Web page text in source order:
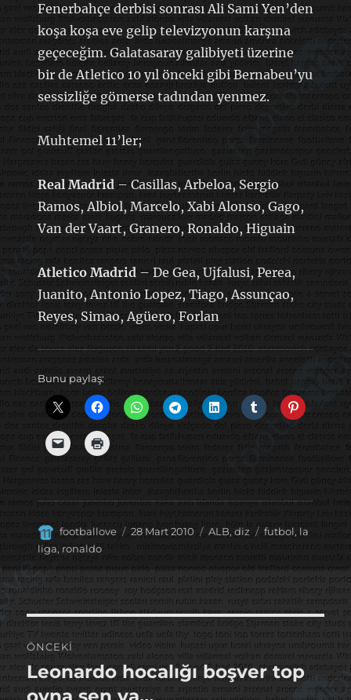
Fenerbahçe derbisi sonrası Ali Sami Yen’den
koşa koşa eve gelip televizyonun karşına
geçeceğim. Galatasaray galibiyeti üzerine
bir de Atletico 10 yıl önceki gibi Bernabeu’yu
sessizliğe gömerse tadından yenmez.
Muhtemel 11’ler;
Real Madrid– Casillas, Arbeloa, Sergio
Ramos, Albiol, Marcelo, Xabi Alonso, Gago,
Van der Vaart, Granero, Ronaldo, Higuain
Atletico Madrid– De Gea, Ujfalusi, Perea,
Juanito, Antonio Lopez, Tiago, Assunçao,
Reyes, Simao, Agüero, Forlan
Bunu paylaş:
Yazar
footballove
Yayın
28 Mart 2010 Kategoriler
ALB, diz Etiketler
futbol, la
liga, ronaldo
Yazı
gezinmesi
ÖNCEKI
Önceki
yazı:
Leonardo hocalığı boşver top